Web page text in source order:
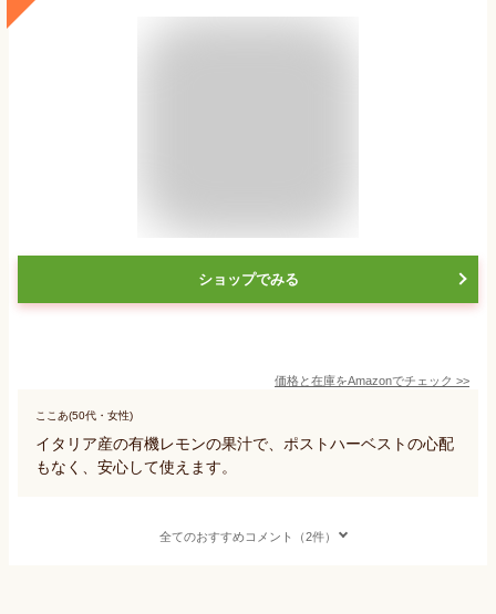
ショップでみる
価格と在庫をAmazonでチェック >>
ここあ(50代・女性)
イタリア産の有機レモンの果汁で、ポストハーベストの心配
もなく、安心して使えます。
全てのおすすめコメント（2件）